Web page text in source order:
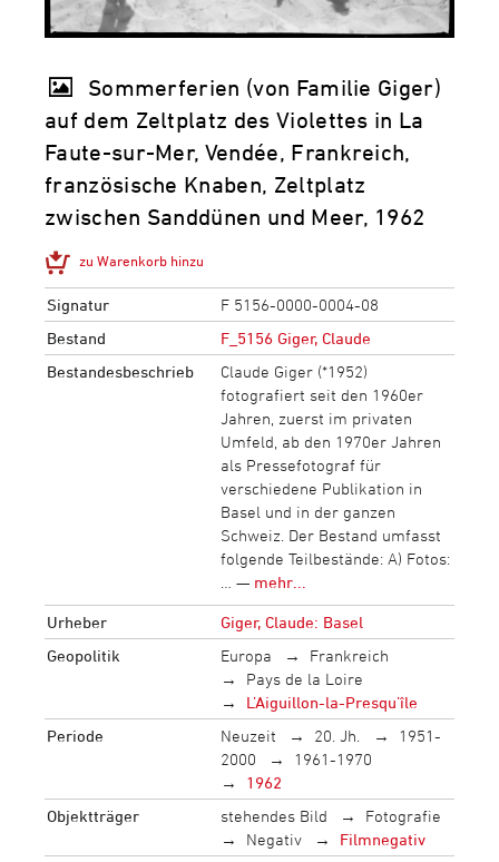
Sommerferien (von Familie Giger)
auf dem Zeltplatz des Violettes in La
Faute-sur-Mer, Vendée, Frankreich,
französische Knaben, Zeltplatz
zwischen Sanddünen und Meer, 1962
zu Warenkorb hinzu
Signatur
F 5156-0000-0004-08
Bestand
F_5156 Giger, Claude
Bestandesbeschrieb
Claude Giger (*1952)
fotografiert seit den 1960er
Jahren, zuerst im privaten
Umfeld, ab den 1970er Jahren
als Pressefotograf für
verschiedene Publikation in
Basel und in der ganzen
Schweiz. Der Bestand umfasst
folgende Teilbestände: A) Fotos:
… — mehr...
Urheber
Giger, Claude: Basel
Geopolitik
Europa
Frankreich
Pays de la Loire
L’Aiguillon-la-Presqu’île
Periode
Neuzeit 20. Jh.
1951-
2000
1961-1970
1962
Objektträger
stehendes Bild
Fotografie
Negativ
Filmnegativ